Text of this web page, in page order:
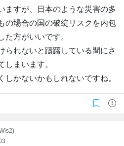
ますが、日本のような災害の多
の場合の国の破綻リスクを内包
た方がいいです。
られないと躊躇している間にさ
しまいます。
しかないかもしれないですね。